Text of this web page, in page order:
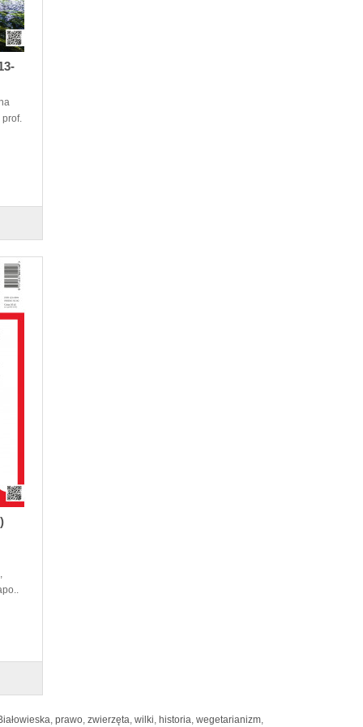
prof.
, prawo, zwierzęta, wilki, historia, wegetarianizm,